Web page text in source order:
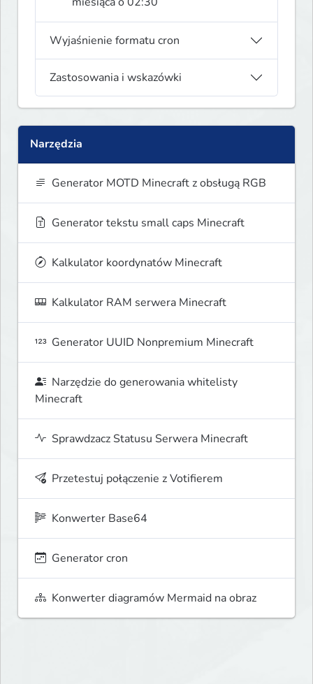
Wyjaśnienie formatu cron
Zastosowania i wskazówki
Narzędzia
Generator MOTD Minecraft z obsługą RGB
Generator tekstu small caps Minecraft
Kalkulator koordynatów Minecraft
Kalkulator RAM serwera Minecraft
Generator UUID Nonpremium Minecraft
Narzędzie do generowania whitelisty
Minecraft
Sprawdzacz Statusu Serwera Minecraft
Przetestuj połączenie z Votifierem
Konwerter Base64
Generator cron
Konwerter diagramów Mermaid na obraz